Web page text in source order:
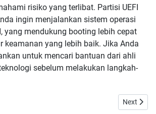
risiko yang terlibat. Partisi UEFI
ingin menjalankan sistem operasi
yang mendukung booting lebih cepat
keamanan yang lebih baik. Jika Anda
untuk mencari bantuan dari ahli
sebelum melakukan langkah-
Menggunakan Remote Desktop di Windows 10
Next
Next